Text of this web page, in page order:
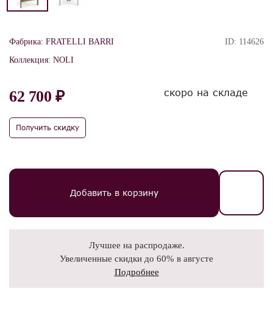
Фабрика: FRATELLI BARRI
Коллекция: NOLI
ID: 114626
62 700 ₽
Получить скидку
скоро на складе
Добавить в корзину
Лучшее на распродаже.
Увеличенные скидки до 60% в августе
Подробнее